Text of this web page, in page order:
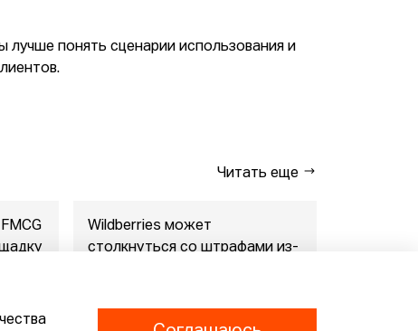
лучше понять сценарии использования и
Читать еще
Wildberries может
столкнуться со штрафами из-